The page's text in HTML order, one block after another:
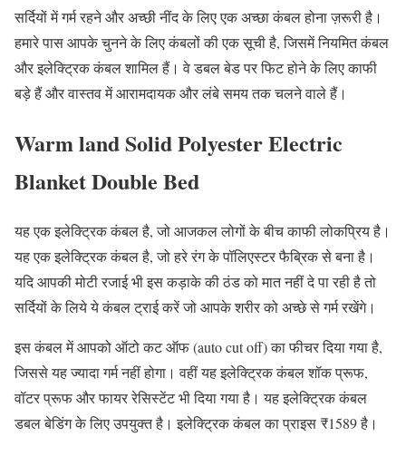
सर्दियों में गर्म रहने और अच्छी नींद के लिए एक अच्छा कंबल होना ज़रूरी है।
हमारे पास आपके चुनने के लिए कंबलों की एक सूची है, जिसमें नियमित कंबल
और इलेक्ट्रिक कंबल शामिल हैं। वे डबल बेड पर फिट होने के लिए काफी
बड़े हैं और वास्तव में आरामदायक और लंबे समय तक चलने वाले हैं।
Warm land Solid Polyester Electric
Blanket Double Bed
यह एक इलेक्ट्रिक कंबल है, जो आजकल लोगों के बीच काफी लोकप्रिय है।
यह एक इलेक्ट्रिक कंबल है, जो हरे रंग के पॉलिएस्टर फैब्रिक से बना है।
यदि आपकी मोटी रजाई भी इस कड़ाके की ठंड को मात नहीं दे पा रही है तो
सर्दियों के लिये ये कंबल ट्राई करें जो आपके शरीर को अच्छे से गर्म रखेंगे।
इस कंबल में आपको ऑटो कट ऑफ (auto cut off) का फीचर दिया गया है,
जिससे यह ज्यादा गर्म नहीं होगा। वहीं यह इलेक्ट्रिक कंबल शॉक प्रूफ,
वॉटर प्रूफ और फायर रेसिस्टेंट भी दिया गया है। यह इलेक्ट्रिक कंबल
डबल बेडिंग के लिए उपयुक्त है। इलेक्ट्रिक कंबल का प्राइस ₹1589 है।